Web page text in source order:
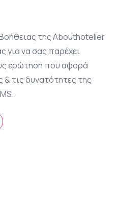
της Abouthotelier
για να σας παρέχει
ερώτηση που αφορά
& τις δυνατότητες της